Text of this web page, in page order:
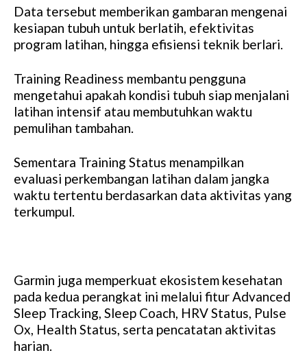
Data tersebut memberikan gambaran mengenai
kesiapan tubuh untuk berlatih, efektivitas
program latihan, hingga efisiensi teknik berlari.
Training Readiness membantu pengguna
mengetahui apakah kondisi tubuh siap menjalani
latihan intensif atau membutuhkan waktu
pemulihan tambahan.
Sementara Training Status menampilkan
evaluasi perkembangan latihan dalam jangka
waktu tertentu berdasarkan data aktivitas yang
terkumpul.
Garmin juga memperkuat ekosistem kesehatan
pada kedua perangkat ini melalui fitur Advanced
Sleep Tracking, Sleep Coach, HRV Status, Pulse
Ox, Health Status, serta pencatatan aktivitas
harian.